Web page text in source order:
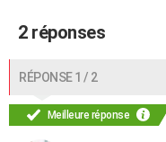
2 réponses
RÉPONSE 1 / 2
Meilleure réponse